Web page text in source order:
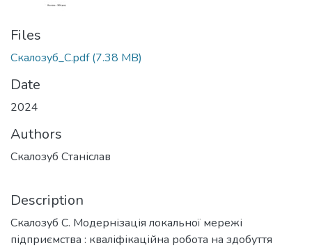
Files
Скалозуб_С.pdf(7.38 MB)
Date
2024
Authors
Скалозуб Станіслав
Description
Скалозуб С. Модернізація локальної мережі
підприємства : кваліфікаційна робота на здобуття